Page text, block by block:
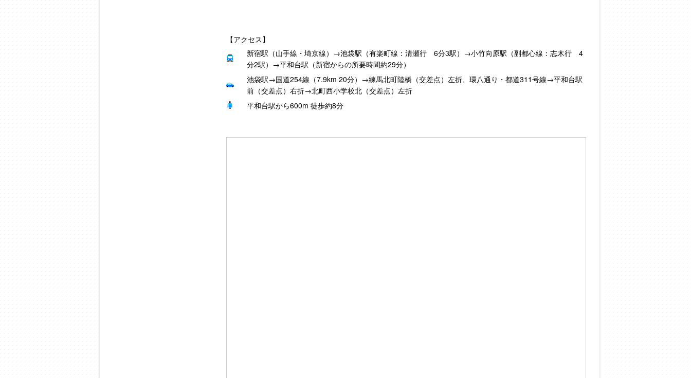
【アクセス】
新宿駅（山手線・埼京線）→池袋駅（有楽町線：清瀬行 6分3駅）→小竹向原駅（副都心線：志木行 4
分2駅）→平和台駅（新宿からの所要時間約29分）
池袋駅→国道254線（7.9km 20分）→練馬北町陸橋（交差点）左折、環八通り・都道311号線→平和台駅
前（交差点）右折→北町西小学校北（交差点）左折
平和台駅から600m 徒歩約8分